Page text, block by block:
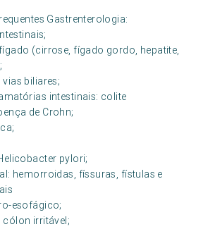
Gastrenterologia:
(cirrose, fígado gordo, hepatite,
biliares;
intestinais: colite
de Crohn;
pylori;
hemorroidas, físsuras, fístulas e
esofágico;
irritável;